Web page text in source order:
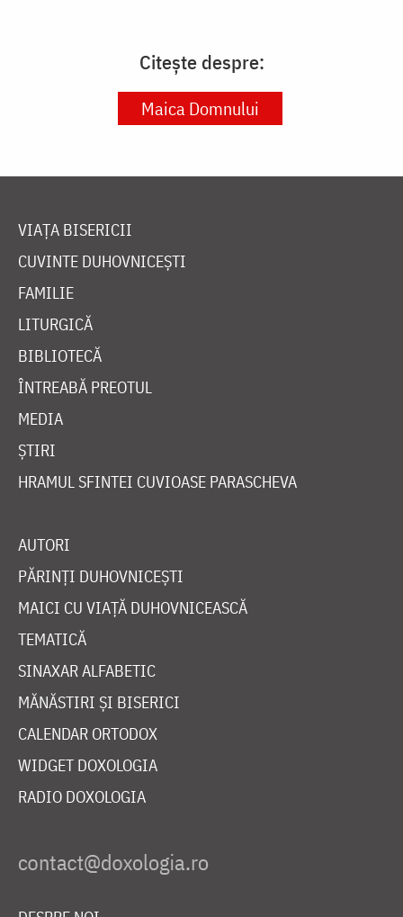
Citește despre:
Maica Domnului
VIAȚA BISERICII
CUVINTE DUHOVNICEȘTI
FAMILIE
LITURGICĂ
BIBLIOTECĂ
ÎNTREABĂ PREOTUL
MEDIA
ȘTIRI
HRAMUL SFINTEI CUVIOASE PARASCHEVA
AUTORI
PĂRINȚI DUHOVNICEȘTI
MAICI CU VIAȚĂ DUHOVNICEASCĂ
TEMATICĂ
SINAXAR ALFABETIC
MĂNĂSTIRI ȘI BISERICI
CALENDAR ORTODOX
WIDGET DOXOLOGIA
RADIO DOXOLOGIA